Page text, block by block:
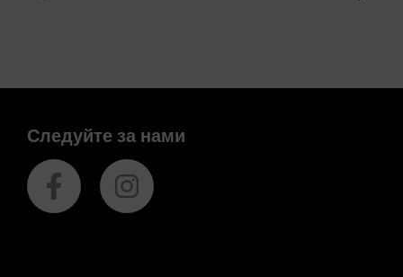
Следуйте за нами